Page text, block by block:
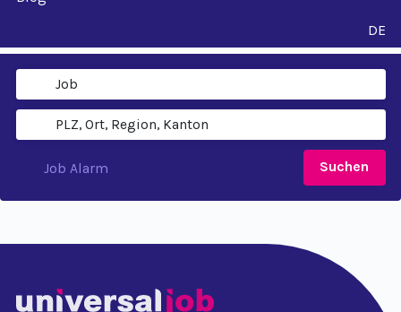
DE
Suchen
Job Alarm